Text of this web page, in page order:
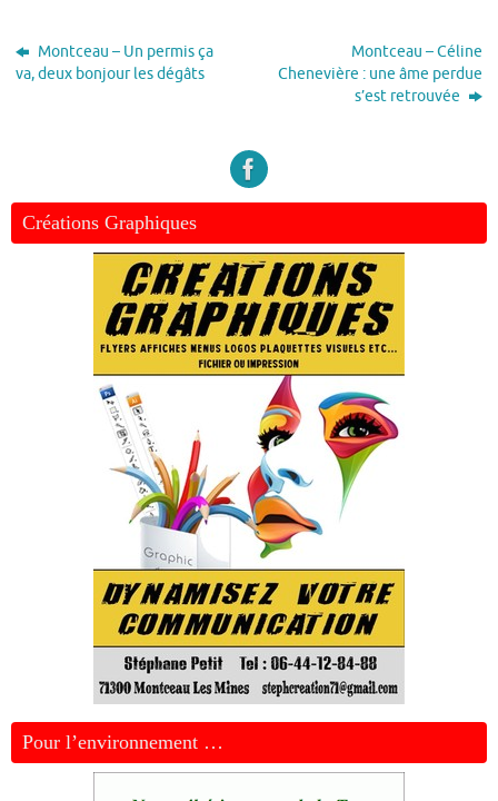
Montceau – Un permis ça
va, deux bonjour les dégâts
Montceau – Céline
Chenevière : une âme perdue
s’est retrouvée
Créations Graphiques
Pour l’environnement …